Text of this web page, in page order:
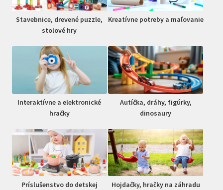
Stavebnice, drevené puzzle,
stolové hry
Kreatívne potreby a maľovanie
Interaktívne a elektronické
hračky
Autíčka, dráhy, figúrky,
dinosaury
Príslušenstvo do detskej
Hojdačky, hračky na záhradu